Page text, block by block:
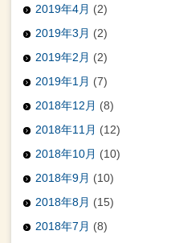
2019年4月 (2)
2019年3月 (2)
2019年2月 (2)
2019年1月 (7)
2018年12月 (8)
2018年11月 (12)
2018年10月 (10)
2018年9月 (10)
2018年8月 (15)
2018年7月 (8)